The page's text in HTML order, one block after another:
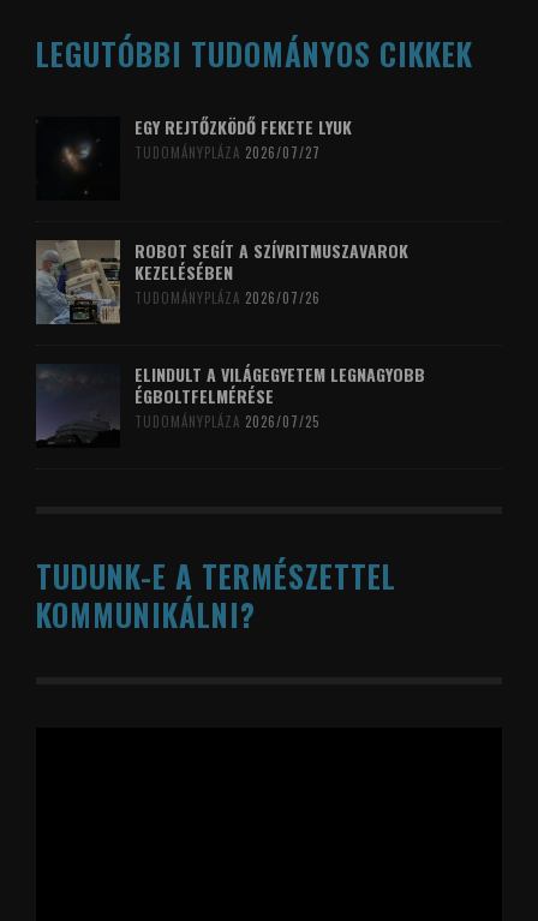
LEGUTÓBBI TUDOMÁNYOS CIKKEK
EGY REJTŐZKÖDŐ FEKETE LYUK
TUDOMÁNYPLÁZA 2026/07/27
ROBOT SEGÍT A SZÍVRITMUSZAVAROK
KEZELÉSÉBEN
TUDOMÁNYPLÁZA 2026/07/26
ELINDULT A VILÁGEGYETEM LEGNAGYOBB
ÉGBOLTFELMÉRÉSE
TUDOMÁNYPLÁZA 2026/07/25
TUDUNK-E A TERMÉSZETTEL
KOMMUNIKÁLNI?